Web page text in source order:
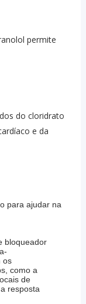
permite
do cloridrato
e da
para ajudar na
bloqueador
os
como a
de
resposta